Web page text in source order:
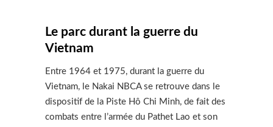
Le parc durant la guerre du
Vietnam
Entre 1964 et 1975, durant la guerre du
Vietnam, le Nakai NBCA se retrouve dans le
dispositif de la Piste Hô Chi Minh, de fait des
combats entre l’armée du Pathet Lao et son